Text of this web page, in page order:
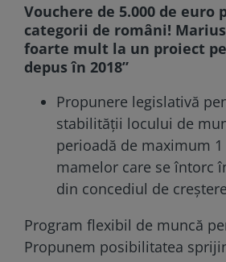
Vouchere de 5.000 de euro
categorii de români!
foarte mult la un proiect
depus în 2018”
Propunere legislativă
stabilității locului de
perioadă de maximum 1
mamelor care se întorc
din concediul de
Program flexibil de muncă
Propunem posibilitatea